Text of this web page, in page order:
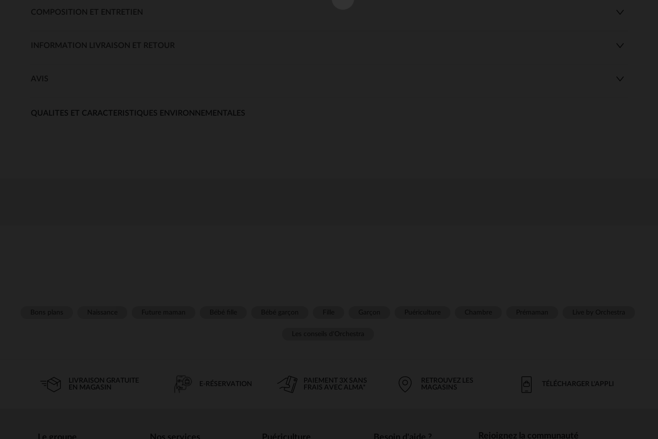
COMPOSITION ET ENTRETIEN
INFORMATION LIVRAISON ET RETOUR
AVIS
QUALITES ET CARACTERISTIQUES ENVIRONNEMENTALES
LIVRAISON GRATUITE
EN MAGASIN
E-RÉSERVATION
PAIEMENT 3X SANS
FRAIS AVEC ALMA*
RETROUVEZ LES
MAGASINS
TÉLÉCHARGER L'APPLI
Rejoignez la communauté